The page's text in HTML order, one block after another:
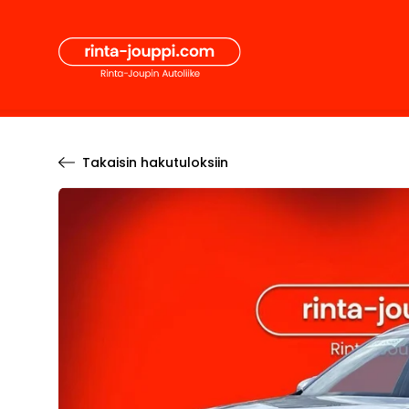
sisältöön
Takaisin hakutuloksiin